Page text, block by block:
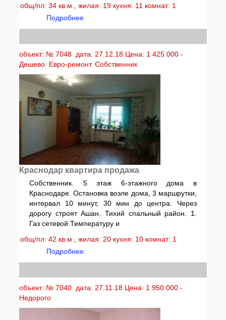
общ/пл: 34 кв.м., жилая: 19 кухня: 11 комнат: 1
Подробнее
объект: № 7048 дата: 27.12.18 Цена: 1 425 000 -
Дешево. Евро-ремонт. Собственник
Краснодар квартира продажа
Собственник. 5 этаж 6-этажного дома в
Краснодаре. Остановка возле дома, 3 маршрутки,
интервал 10 минут, 30 мин до центра. Через
дорогу строят Ашан. Тихий спальный район. 1.
Газ сетевой Температуру и
общ/пл: 42 кв.м., жилая: 20 кухня: 10 комнат: 1
Подробнее
объект: № 7040 дата: 27.11.18 Цена: 1 950 000 -
Недорого